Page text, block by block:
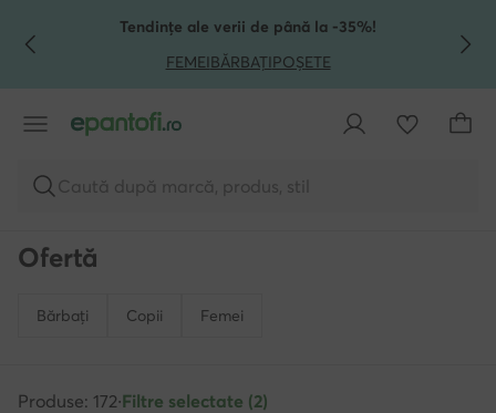
TRECI LA CONȚINUTUL PRINCIPAL
MERGI LA CĂUTARETendințe ale verii de până la -35%!
FEMEIBĂRBAȚIPOȘETE
Caută după marcă, produs, stil
Ofertă
Bărbați Copii Femei
Produse: 172·Filtre selectate (2)